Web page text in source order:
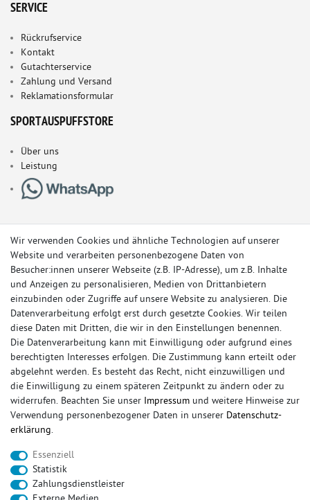
SERVICE
Rückrufservice
Kontakt
Gutachterservice
Zahlung und Versand
Reklamationsformular
SPORTAUSPUFFSTORE
Über uns
Leistung
© Copyright 2026 Sportauspuff-Store.de - Alle Rechte vorbehalten.
Preisangaben inkl. gesetzlicher MwSt. und zzgl. Versandkosten
Das Internetportal für Sportendschalldämpfer, Komplettanlagen,
Rennsportanlagen, Sportendrohre, Universalteile, Fächerkrümmer,
Vorschalldämpfer, Sportkat, Ersatzrohr und Auspuffzubehör.
FOX, REMUS, FSW, FRIEDRICH MOTORSPORT, EISENMANN, ULTER
SPORT, NOVUS
sportauspuff sportkat
Wir verwenden Cookies und ähnliche Technologien auf unserer
Website und verarbeiten personenbezogene Daten von
Besucher:innen unserer Webseite (z.B. IP-Adresse), um z.B. Inhalte
und Anzeigen zu personalisieren, Medien von Drittanbietern
einzubinden oder Zugriffe auf unsere Website zu analysieren. Die
Datenverarbeitung erfolgt erst durch gesetzte Cookies. Wir teilen
diese Daten mit Dritten, die wir in den Einstellungen benennen.
Die Datenverarbeitung kann mit Einwilligung oder aufgrund eines
berechtigten Interesses erfolgen. Die Zustimmung kann erteilt oder
abgelehnt werden. Es besteht das Recht, nicht einzuwilligen und
die Einwilligung zu einem späteren Zeitpunkt zu ändern oder zu
widerrufen. Beachten Sie unser Impressum und weitere Hinweise zur
Verwendung personenbezogener Daten in unserer Daten­schutz­
erklärung.
Essenziell
Statistik
Zahlungsdienstleister